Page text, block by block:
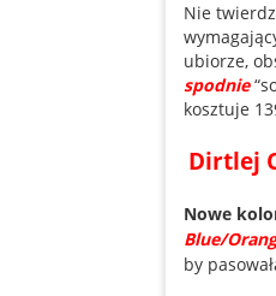
Nie
ubiorze,
spodnie
kosztuje
Dirtlej
Nowe
Blue/
by